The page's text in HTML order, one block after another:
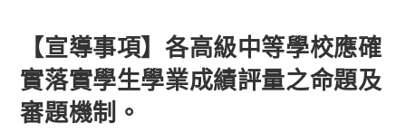
【宣導事項】各高級中等學校應確
實落實學生學業成績評量之命題及
審題機制。